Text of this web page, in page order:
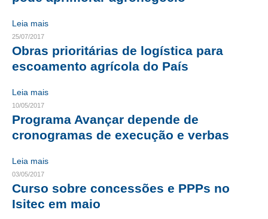
CONTATO
CURSOS
ENGENHEIRO EMPREENDEDOR
SEESP EDUCAÇÃO
PLATAFORMAS GRATUITAS
APOSENTADORIA
CONVÊNIOS
Leia mais
25/07/2017
Obras prioritárias de logística para
escoamento agrícola do País
Leia mais
10/05/2017
Programa Avançar depende de
cronogramas de execução e verbas
Leia mais
03/05/2017
Curso sobre concessões e PPPs no
Isitec em maio